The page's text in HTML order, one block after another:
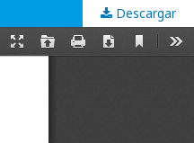
Descargar